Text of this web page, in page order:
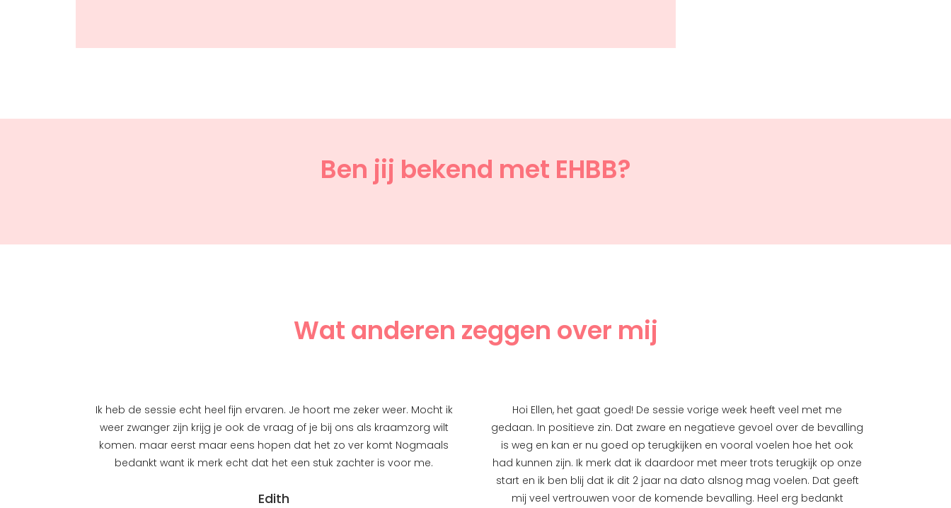
Ben jij bekend met EHBB?
Wat anderen zeggen over mij
Ik heb de sessie echt heel fijn ervaren. Je hoort me zeker weer. Mocht ik
weer zwanger zijn krijg je ook de vraag of je bij ons als kraamzorg wilt
komen. maar eerst maar eens hopen dat het zo ver komt Nogmaals
bedankt want ik merk echt dat het een stuk zachter is voor me.
Edith
Hoi Ellen, het gaat goed! De sessie vorige week heeft veel met me
gedaan. In positieve zin. Dat zware en negatieve gevoel over de bevalling
is weg en kan er nu goed op terugkijken en vooral voelen hoe het ook
had kunnen zijn. Ik merk dat ik daardoor met meer trots terugkijk op onze
start en ik ben blij dat ik dit 2 jaar na dato alsnog mag voelen. Dat geeft
mij veel vertrouwen voor de komende bevalling. Heel erg bedankt